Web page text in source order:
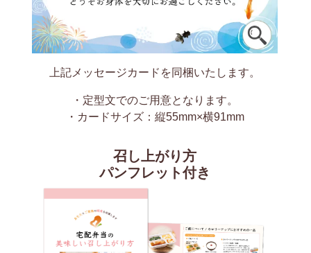
上記メッセージカードを同梱いたします。
・定型文でのご用意となります。
・カードサイズ：縦55mm×横91mm
召し上がり方
パンフレット付き